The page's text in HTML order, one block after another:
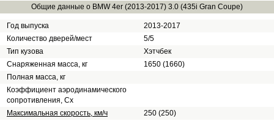
Общие данные о BMW 4er (2013-2017) 3.0 (435i Gran Coupe)
Год выпуска
2013-2017
Количество дверей/мест
5/5
Тип кузова
Хэтчбек
Снаряженная масса, кг
1650 (1660)
Полная масса, кг
Коэффициент аэродинамического
сопротивления, Сх
Максимальная скорость, км/ч
250 (250)